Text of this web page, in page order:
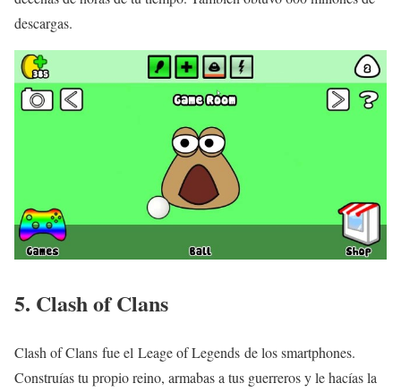
descargas.
5. Clash of Clans
Clash of Clans fue el Leage of Legends de los smartphones.
Construías tu propio reino, armabas a tus guerreros y le hacías la